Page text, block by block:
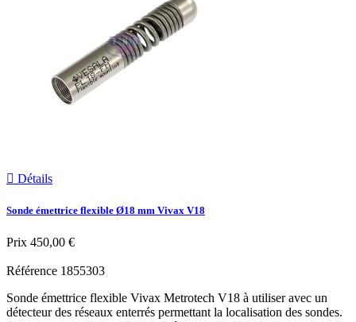
 Détails
Sonde émettrice flexible Ø18 mm Vivax V18
Prix 450,00 €
Référence 1855303
Sonde émettrice flexible Vivax Metrotech V18 à utiliser avec un
détecteur des réseaux enterrés permettant la localisation des sondes.